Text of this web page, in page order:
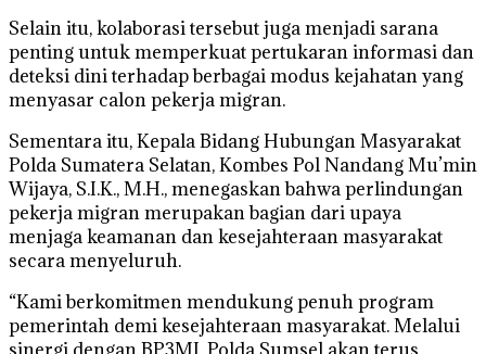
Selain itu, kolaborasi tersebut juga menjadi sarana
penting untuk memperkuat pertukaran informasi dan
deteksi dini terhadap berbagai modus kejahatan yang
menyasar calon pekerja migran.
Sementara itu, Kepala Bidang Hubungan Masyarakat
Polda Sumatera Selatan, Kombes Pol Nandang Mu’min
Wijaya, S.I.K., M.H., menegaskan bahwa perlindungan
pekerja migran merupakan bagian dari upaya
menjaga keamanan dan kesejahteraan masyarakat
secara menyeluruh.
“Kami berkomitmen mendukung penuh program
pemerintah demi kesejahteraan masyarakat. Melalui